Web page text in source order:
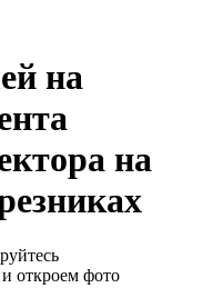
на
на
откроем фото